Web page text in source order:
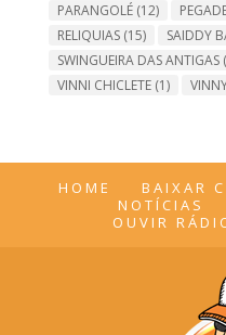
PARANGOLÉ(12)
RELIQUIAS(15) SAIDDY
SWINGUEIRA DAS ANTIGAS
VINNI CHICLETE(1)
HOME BAIXAR
NOTÍCIAS
OUVIR